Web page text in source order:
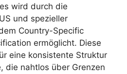
wird durch die
und spezieller
Country-Specific
ermöglicht. Diese
eine konsistente Struktur
die nahtlos über Grenzen